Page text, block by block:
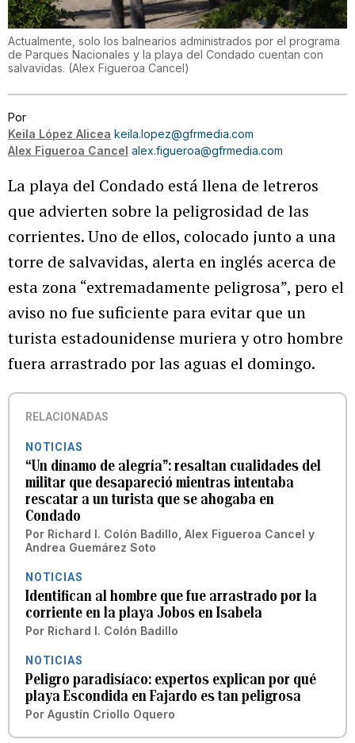
Actualmente, solo los balnearios administrados por el programa
de Parques Nacionales y la playa del Condado cuentan con
salvavidas. (Alex Figueroa Cancel)
Por
Keila López Alicea keila.lopez@gfrmedia.com
Alex Figueroa Cancel alex.figueroa@gfrmedia.com
La playa del Condado está llena de letreros
que advierten sobre la peligrosidad de las
corrientes. Uno de ellos, colocado junto a una
torre de salvavidas, alerta en inglés acerca de
esta zona “extremadamente peligrosa”, pero el
aviso no fue suficiente para evitar que un
turista estadounidense muriera y otro hombre
fuera arrastrado por las aguas el domingo.
RELACIONADAS
NOTICIAS
“Un dínamo de alegría”: resaltan cualidades del
militar que desapareció mientras intentaba
rescatar a un turista que se ahogaba en
Condado
Por Richard I. Colón Badillo Alex Figueroa Cancel y
Andrea Guemárez Soto
NOTICIAS
Identifican al hombre que fue arrastrado por la
corriente en la playa Jobos en Isabela
Por Richard I. Colón Badillo
NOTICIAS
Peligro paradisíaco: expertos explican por qué
playa Escondida en Fajardo es tan peligrosa
Por Agustín Criollo Oquero